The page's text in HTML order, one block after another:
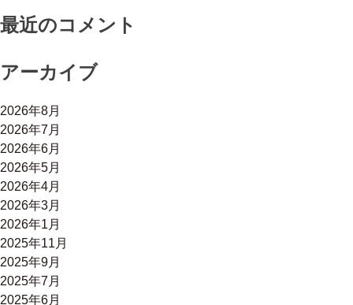
最近のコメント
アーカイブ
2026年8月
2026年7月
2026年6月
2026年5月
2026年4月
2026年3月
2026年1月
2025年11月
2025年9月
2025年7月
2025年6月